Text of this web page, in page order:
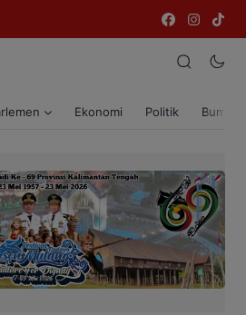
Ekonomi Politik Bumi